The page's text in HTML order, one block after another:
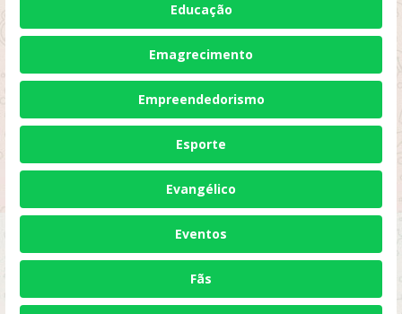
Educação
Emagrecimento
Empreendedorismo
Esporte
Evangélico
Eventos
Fãs